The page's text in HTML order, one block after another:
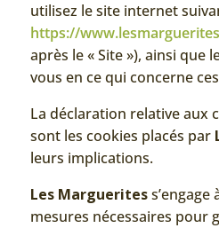
utilisez le site internet
https://
après le « Site »), ainsi que
vous en ce qui concerne
La déclaration relative aux
sont les cookies placés par
leurs implications.
Les Margueritess’engage
mesures nécessaires pour